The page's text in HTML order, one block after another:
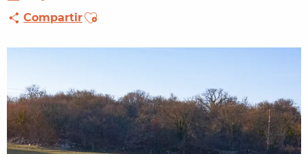
CompartirAjouter aux favoris